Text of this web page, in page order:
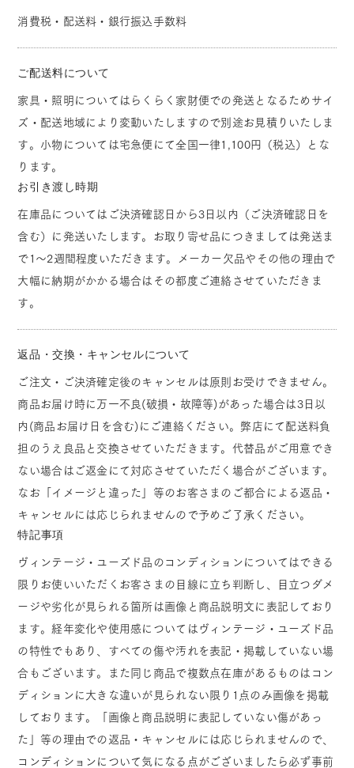
消費税・配送料・銀行振込手数料
ご配送料について
家具・照明についてはらくらく家財便での発送となるためサイ
ズ・配送地域により変動いたしますので別途お見積りいたしま
す。小物については宅急便にて全国一律1,100円（税込）とな
ります。
お引き渡し時期
在庫品についてはご決済確認日から3日以内（ご決済確認日を
含む）に発送いたします。お取り寄せ品につきましては発送ま
で1～2週間程度いただきます。メーカー欠品やその他の理由で
大幅に納期がかかる場合はその都度ご連絡させていただきま
す。
返品・交換・キャンセルについて
ご注文・ご決済確定後のキャンセルは原則お受けできません。
商品お届け時に万一不良(破損・故障等)があった場合は3日以
内(商品お届け日を含む)にご連絡ください。弊店にて配送料負
担のうえ良品と交換させていただきます。代替品がご用意でき
ない場合はご返金にて対応させていただく場合がございます。
なお「イメージと違った」等のお客さまのご都合による返品・
キャンセルには応じられませんので予めご了承ください。
特記事項
ヴィンテージ・ユーズド品のコンディションについてはできる
限りお使いいただくお客さまの目線に立ち判断し、目立つダメ
ージや劣化が見られる箇所は画像と商品説明文に表記しており
ます。経年変化や使用感についてはヴィンテージ・ユーズド品
の特性でもあり、すべての傷や汚れを表記・掲載していない場
合もございます。また同じ商品で複数点在庫があるものはコン
ディションに大きな違いが見られない限り1点のみ画像を掲載
しております。「画像と商品説明に表記していない傷があっ
た」等の理由での返品・キャンセルには応じられませんので、
コンディションについて気になる点がございましたら必ず事前